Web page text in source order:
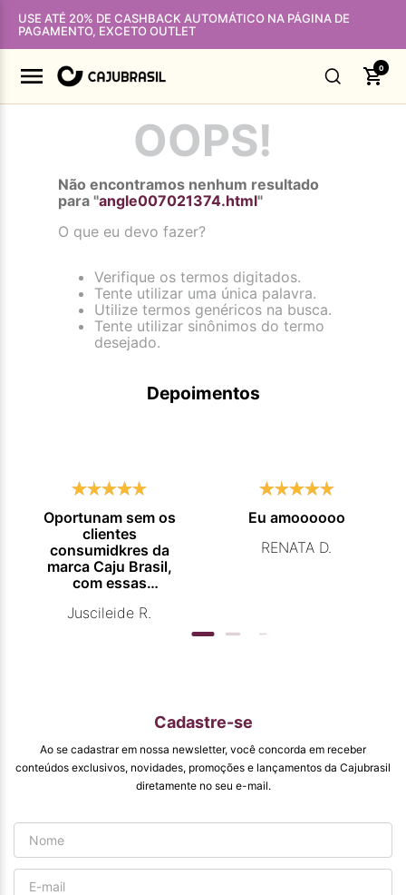
USE ATÉ 20% DE CASHBACK AUTOMÁTICO NA PÁGINA DE
PAGAMENTO, EXCETO OUTLET
0
OOPS!
Não encontramos nenhum resultado
para "angle007021374.html"
O que eu devo fazer?
Verifique os termos digitados.
Tente utilizar uma única palavra.
Utilize termos genéricos na busca.
Tente utilizar sinônimos do termo
desejado.
Depoimentos
Oportunam sem os
clientes
consumidkres da
marca Caju Brasil,
com essas
promocionais de
qualidade que vcs
entregam. Parabéns
#
pormaiscampanhaspromorcionais.
Juscileide R.
Eu amoooooo
RENATA D.
Cadastre-se
Ao se cadastrar em nossa newsletter, você concorda em receber
conteúdos exclusivos, novidades, promoções e lançamentos da Cajubrasil
diretamente no seu e-mail.